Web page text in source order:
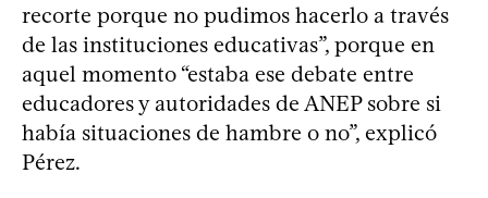
recorte porque no pudimos hacerlo a través
de las instituciones educativas”, porque en
aquel momento “estaba ese debate entre
educadores y autoridades de ANEP sobre si
había situaciones de hambre o no”, explicó
Pérez.